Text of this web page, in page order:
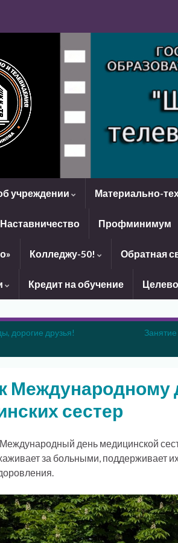
учреждении Материально-
Наставничество Профминимум
Колледжу-50! Обратная
Кредит на обучение
дорогие друзья!
Международному
сестер
день медицинской
за больными, поддерживает